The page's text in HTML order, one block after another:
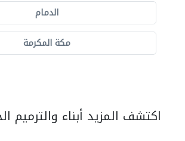
الدمام
مكة المكرمة
اكتشف المزيد أبناء والترميم